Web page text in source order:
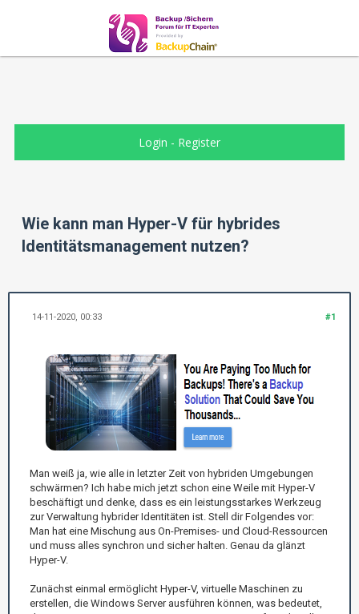
Login - Register
Wie kann man Hyper-V für hybrides
Identitätsmanagement nutzen?
#1
14-11-2020, 00:33
Man weiß ja, wie alle in letzter Zeit von hybriden Umgebungen
schwärmen? Ich habe mich jetzt schon eine Weile mit Hyper-V
beschäftigt und denke, dass es ein leistungsstarkes Werkzeug
zur Verwaltung hybrider Identitäten ist. Stell dir Folgendes vor:
Man hat eine Mischung aus On-Premises- und Cloud-Ressourcen
und muss alles synchron und sicher halten. Genau da glänzt
Hyper-V.
Zunächst einmal ermöglicht Hyper-V, virtuelle Maschinen zu
erstellen, die Windows Server ausführen können, was bedeutet,